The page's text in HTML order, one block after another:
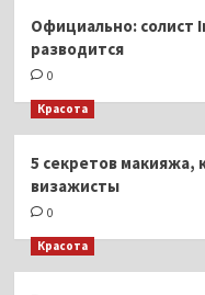
Официально: солист
разводится
0
Красота
5 секретов макияжа,
визажисты
0
Красота